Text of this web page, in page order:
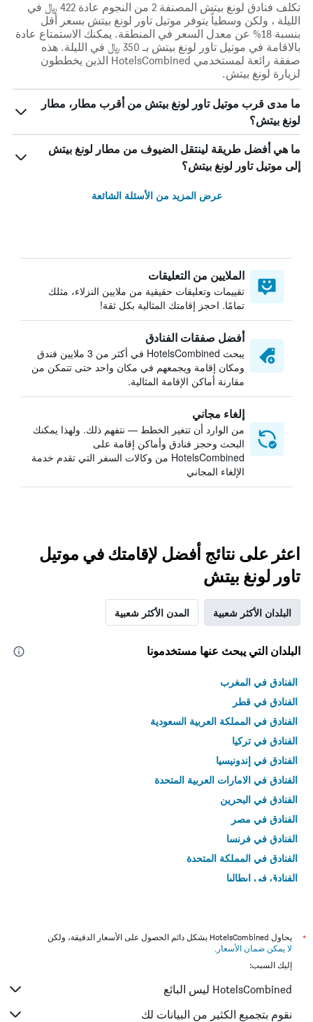
تكلف فنادق لونغ بيتش المصنفة 2 من النجوم عادة 422 ﷼ في
الليلة ، ولكن وسطياً يتوفر موتيل تاور لونغ بيتش بسعر أقل
بنسبة 18% عن معدل السعر في المنطقة. يمكنك الاستمتاع عادة
بالاقامة في موتيل تاور لونغ بيتش بـ 350 ﷼ في الليلة. هذه
صفقة رائعة لمستخدمي HotelsCombined الذين يخططون
لزيارة لونغ بيتش.
ما مدى قرب موتيل تاور لونغ بيتش من أقرب مطار، مطار
لونغ بيتش؟
ما هي أفضل طريقة لينتقل الضيوف من مطار لونغ بيتش
إلى موتيل تاور لونغ بيتش؟
عرض المزيد من الأسئلة الشائعة
الملايين من التعليقات
تقييمات وتعليقات حقيقية من ملايين النزلاء، مثلك
تمامًا. احجز إقامتك المثالية بكل ثقة!
أفضل صفقات الفنادق
يبحث HotelsCombined في أكثر من 3 ملايين فندق
ومكان إقامة ويجمعهم في مكان واحد حتى تتمكن من
مقارنة أماكن الإقامة المثالية.
إلغاء مجاني
من الوارد أن تتغير الخطط — نتفهم ذلك. ولهذا يمكنك
البحث وحجز فنادق وأماكن إقامة على
HotelsCombined من وكالات السفر التي تقدم خدمة
الإلغاء المجاني
اعثر على نتائج أفضل لإقامتك في موتيل
تاور لونغ بيتش
البلدان الأكثر شعبية المدن الأكثر شعبية
البلدان التي يبحث عنها مستخدمونا
الفنادق في المغرب
الفنادق في قطر
الفنادق في المملكة العربية السعودية
الفنادق في تركيا
الفنادق في إندونيسيا
الفنادق في الامارات العربية المتحدة
الفنادق في البحرين
الفنادق في مصر
الفنادق في فرنسا
الفنادق في المملكة المتحدة
الفنادق في إيطاليا
*
يحاول HotelsCombined بشكل دائم الحصول على الأسعار الدقيقة، ولكن
لا يمكن ضمان الأسعار .
إليك السبب:
HotelsCombined ليس البائع
نقوم بتجميع الكثير من البيانات لك